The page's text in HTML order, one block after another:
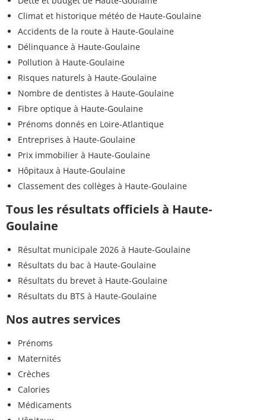
Climat et historique météo de Haute-Goulaine
Accidents de la route à Haute-Goulaine
Délinquance à Haute-Goulaine
Pollution à Haute-Goulaine
Risques naturels à Haute-Goulaine
Nombre de dentistes à Haute-Goulaine
Fibre optique à Haute-Goulaine
Prénoms donnés en Loire-Atlantique
Entreprises à Haute-Goulaine
Prix immobilier à Haute-Goulaine
Hôpitaux à Haute-Goulaine
Classement des collèges à Haute-Goulaine
Tous les résultats officiels à Haute-
Goulaine
Résultat municipale 2026 à Haute-Goulaine
Résultats du bac à Haute-Goulaine
Résultats du brevet à Haute-Goulaine
Résultats du BTS à Haute-Goulaine
Nos autres services
Prénoms
Maternités
Crèches
Calories
Médicaments